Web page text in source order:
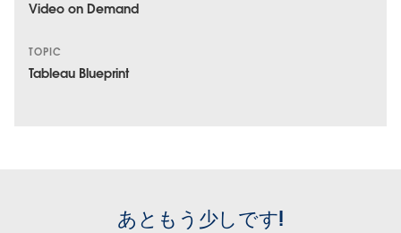
Video on Demand
TOPIC
Tableau Blueprint
あともう少しです!